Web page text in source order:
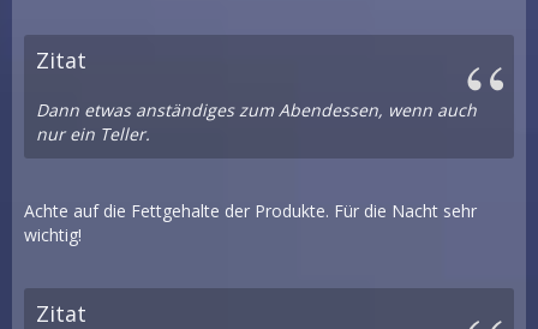
Zitat
Dann etwas anständiges zum Abendessen, wenn auch
nur ein Teller.
Achte auf die Fettgehalte der Produkte. Für die Nacht sehr
wichtig!
Zitat